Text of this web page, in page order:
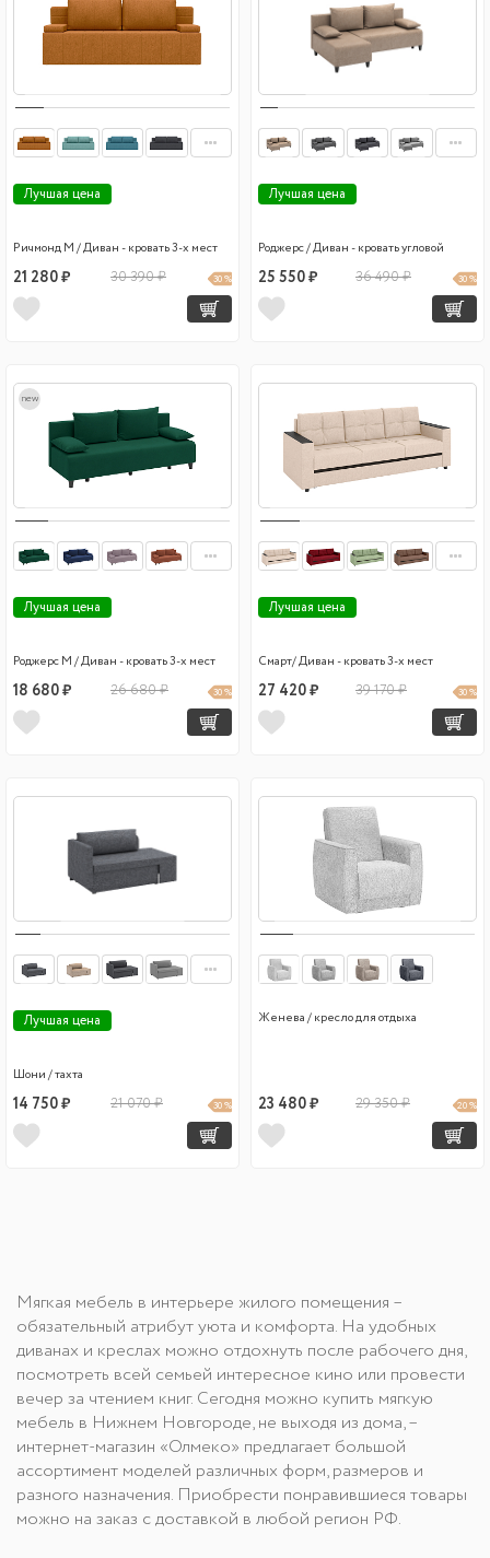
Лучшая цена
Ричмонд М / Диван - кровать 3-х мест
21 280 ₽ 30 390 ₽ 30 %
Лучшая цена
Роджерс / Диван - кровать угловой
25 550 ₽ 36 490 ₽ 30 %
new
Лучшая цена
Роджерс М / Диван - кровать 3-х мест
18 680 ₽ 26 680 ₽ 30 %
Лучшая цена
Смарт/ Диван - кровать 3-х мест
27 420 ₽ 39 170 ₽ 30 %
Лучшая цена
Шони / тахта
14 750 ₽ 21 070 ₽ 30 %
Женева / кресло для отдыха
23 480 ₽ 29 350 ₽ 20 %
Мягкая мебель в интерьере жилого помещения –
обязательный атрибут уюта и комфорта. На удобных
диванах и креслах можно отдохнуть после рабочего дня,
посмотреть всей семьей интересное кино или провести
вечер за чтением книг. Сегодня можно купить мягкую
мебель в Нижнем Новгороде, не выходя из дома, –
интернет-магазин «Олмеко» предлагает большой
ассортимент моделей различных форм, размеров и
разного назначения. Приобрести понравившиеся товары
можно на заказ с доставкой в любой регион РФ.